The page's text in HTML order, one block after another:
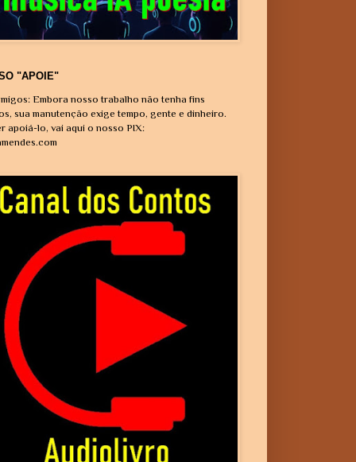
"APOIE"
Embora nosso trabalho não tenha fins
sua manutenção exige tempo, gente e dinheiro.
apoiá-lo, vai aqui o nosso PIX: